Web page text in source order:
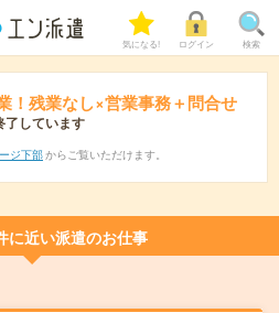
気になる! ログイン 検索
！残業なし×営業事務＋問合せ
了しています
ジ下部 からご覧いただけます。
に近い派遣のお仕事